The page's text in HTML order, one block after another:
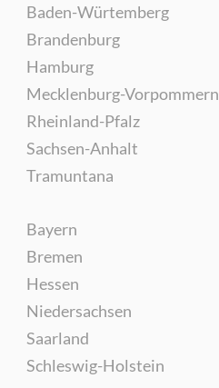
Baden-Würtemberg
Brandenburg
Hamburg
Mecklenburg-Vorpommern
Rheinland-Pfalz
Sachsen-Anhalt
Tramuntana
Bayern
Bremen
Hessen
Niedersachsen
Saarland
Schleswig-Holstein